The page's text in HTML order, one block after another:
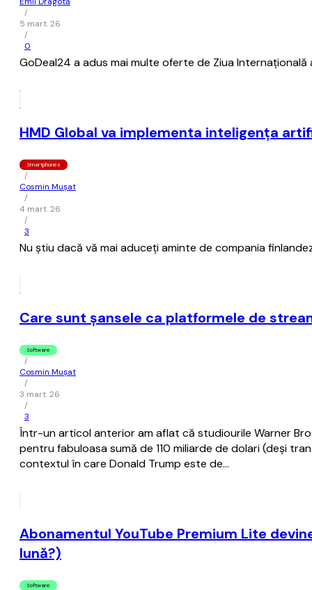
/
5 mart. 26
/
0
GoDeal24 a adus mai multe oferte de Ziua Internațională
HMD Global va implementa inteligenţa
Smartphones
/
Cosmin Mușat
/
4 mart. 26
/
3
Nu ştiu dacă vă mai aduceţi aminte de compania
Care sunt şansele ca platformele de
Software
/
Cosmin Mușat
/
3 mart. 26
/
3
Într-un articol anterior am aflat că studiourile Warner
pentru fabuloasa sumă de 110 miliarde de dolari (deşi
contextul în care Donald Trump este de…
Abonamentul YouTube Premium Lite
lună?)
Software